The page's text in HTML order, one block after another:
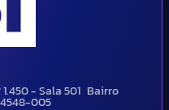
- Sala 501 Bairro
005